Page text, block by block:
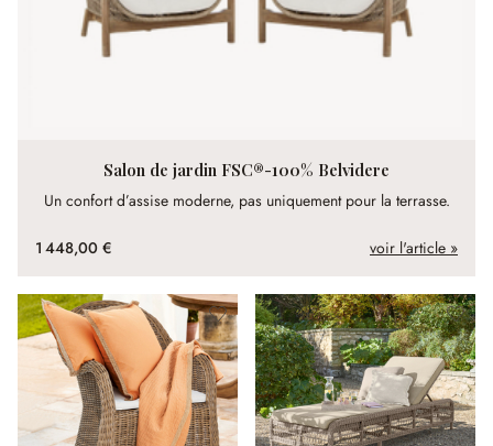
Salon de jardin FSC®-100% Belvidere
Un confort d’assise moderne, pas uniquement pour la terrasse.
1 448,00 € voir l'article »